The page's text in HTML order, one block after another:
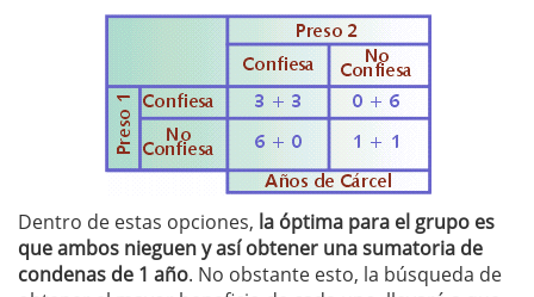
Dentro de estas opciones, la óptima para el grupo es
que ambos nieguen y así obtener una sumatoria de
condenas de 1 año. No obstante esto, la búsqueda de